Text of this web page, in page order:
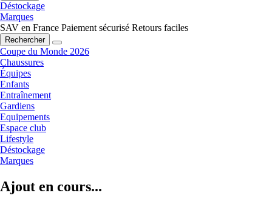
Déstockage
Marques
SAV en France Paiement sécurisé Retours faciles
Rechercher
Coupe du Monde 2026
Chaussures
Équipes
Enfants
Entraînement
Gardiens
Equipements
Espace club
Lifestyle
Déstockage
Marques
Ajout en cours...